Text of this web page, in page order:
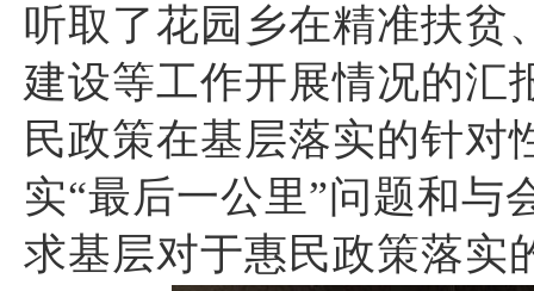
听取了花园乡在精准扶贫
建设等工作开展情况的汇
民政策在基层落实的针对
实“最后一公里”问题和与
求基层对于惠民政策落实